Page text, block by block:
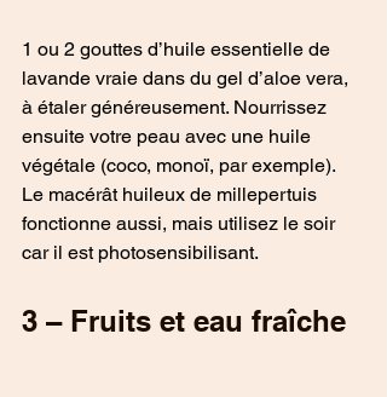
1 ou 2 gouttes d’huile essentielle de
lavande vraie dans du gel d’aloe vera,
à étaler généreusement. Nourrissez
ensuite votre peau avec une huile
végétale (coco, monoï, par exemple).
Le macérât huileux de millepertuis
fonctionne aussi, mais utilisez le soir
car il est photosensibilisant.
3 – Fruits et eau fraîche